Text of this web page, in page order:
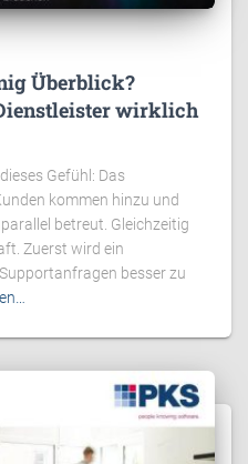
Überblick?
wirklich
Gefühl: Das
kommen hinzu und
betreut. Gleichzeitig
Zuerst wird ein
besser zu